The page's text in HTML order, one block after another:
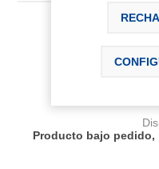
Producto bajo pedido,